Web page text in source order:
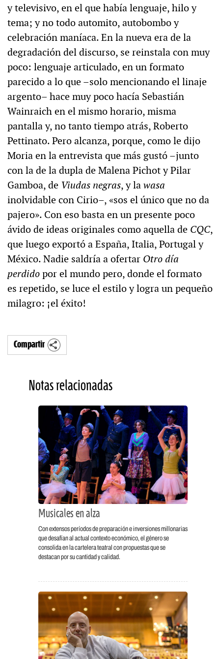
y televisivo, en el que había lenguaje, hilo y
tema; y no todo automito, autobombo y
celebración maníaca. En la nueva era de la
degradación del discurso, se reinstala con muy
poco: lenguaje articulado, en un formato
parecido a lo que –solo mencionando el linaje
argento– hace muy poco hacía Sebastián
Wainraich en el mismo horario, misma
pantalla y, no tanto tiempo atrás, Roberto
Pettinato. Pero alcanza, porque, como le dijo
Moria en la entrevista que más gustó –junto
con la de la dupla de Malena Pichot y Pilar
Gamboa, de Viudas negras, y lawasa
inolvidable con Cirio–, «sos el único que no da
pajero». Con eso basta en un presente poco
ávido de ideas originales como aquella de CQC,
que luego exportó a España, Italia, Portugal y
México. Nadie saldría a ofertar Otro día
perdidopor el mundo pero, donde el formato
es repetido, se luce el estilo y logra un pequeño
milagro: ¡el éxito!
Compartir
Notas relacionadas
Musicales en alza
Con extensos períodos de preparación e inversiones millonarias
que desafían al actual contexto económico, el género se
consolida en la cartelera teatral con propuestas que se
destacan por su cantidad y calidad.